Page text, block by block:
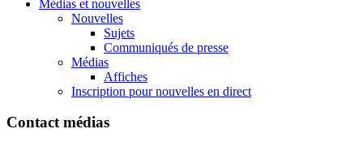
Médias et nouvelles
Nouvelles
Sujets
Communiqués de presse
Médias
Affiches
Inscription pour nouvelles en direct
Contact médias